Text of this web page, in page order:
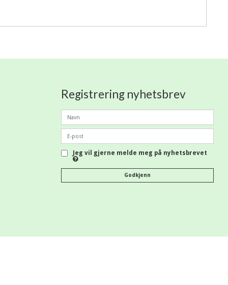
Registrering nyhetsbrev
Jeg vil gjerne melde meg på nyhetsbrevet
Godkjenn